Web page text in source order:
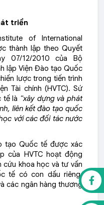
triển
of International
thành lập theo Quyết
07/12/2010 của Bộ
lập Viện Đào tạo Quốc
lược trong tiến trình
Tài chính (HVTC). Sứ
tế là "xây dựng và phát
liên kết đào tạo quốc
với các đối tác nước
tạo Quốc tế được xác
của HVTC hoạt động
khoa học và tư vấn
tế có con dấu riêng,
các ngân hàng thương